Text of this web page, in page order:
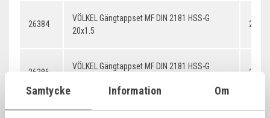
Samtycke Information Om
26384
VÖLKEL Gängtappset MF DIN 2181 HSS-G
20x1.5
26386
VÖLKEL Gängtappset MF DIN 2181 HSS-G